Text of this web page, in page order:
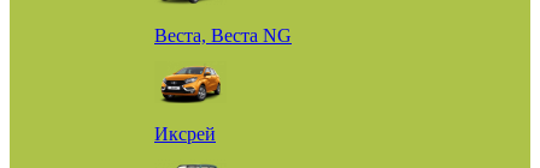
Веста, Веста NG
Иксрей